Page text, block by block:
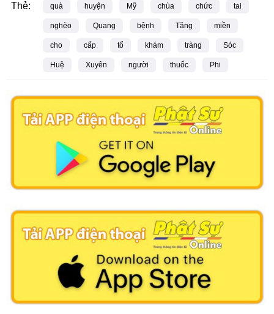
Thẻ: quà huyện Mỹ chùa chức tai
nghèo Quang bệnh Tăng miền
cho cấp tổ khám tràng Sóc
Huệ Xuyên người thuốc Phi